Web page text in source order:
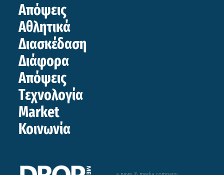
Απόψεις
Αθλητικά
Διασκέδαση
Διάφορα
Απόψεις
Τεχνολογία
Market
Κοινωνία